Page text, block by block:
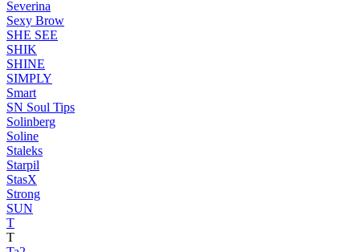
Severina
Sexy Brow
SHE SEE
SHIK
SHINE
SIMPLY
Smart
SN Soul Tips
Solinberg
Soline
Staleks
Starpil
StasX
Strong
SUN
T
T